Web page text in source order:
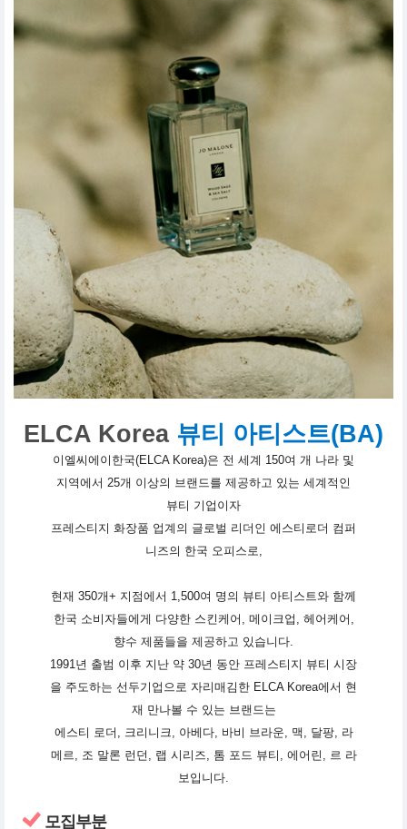
ELCA Korea 뷰티 아티스트(BA)
이엘씨에이한국(ELCA Korea)은 전 세계 150여 개 나라 및
지역에서 25개 이상의 브랜드를 제공하고 있는 세계적인
뷰티 기업이자
프레스티지 화장품 업계의 글로벌 리더인 에스티로더 컴퍼
니즈의 한국 오피스로,
현재 350개+ 지점에서 1,500여 명의 뷰티 아티스트와 함께
한국 소비자들에게 다양한 스킨케어, 메이크업, 헤어케어,
향수 제품들을 제공하고 있습니다.
1991년 출범 이후 지난 약 30년 동안 프레스티지 뷰티 시장
을 주도하는 선두기업으로 자리매김한 ELCA Korea에서 현
재 만나볼 수 있는 브랜드는
에스티 로더, 크리니크, 아베다, 바비 브라운, 맥, 달팡, 라
메르, 조 말론 런던, 랩 시리즈, 톰 포드 뷰티, 에어린, 르 라
보입니다.
모집부분